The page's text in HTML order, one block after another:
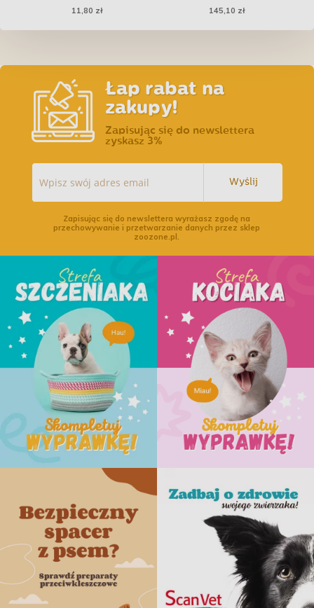
2szt
11,80 zł
+ Dyfuzor
145,10 zł
Łap rabat na
zakupy!
Zapisując się do newslettera
zyskasz 3%
Wyślij
Zapisując się do newslettera wyrażasz zgodę na
przechowywanie i przetwarzanie danych przez sklep
zoozone.pl.